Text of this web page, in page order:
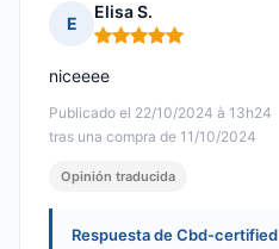
E
Elisa S.
Nota: 5 de 5
Publicado el 22/10/2024 à 13h24
tras una compra de 11/10/2024
niceeee
Opinión traducida
Respuesta de Cbd-certified